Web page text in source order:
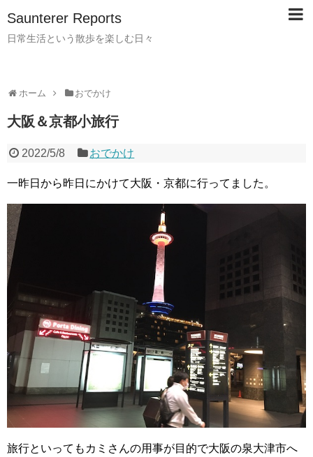
Saunterer Reports
日常生活という散歩を楽しむ日々
ホーム おでかけ
大阪＆京都小旅行
2022/5/8 おでかけ
一昨日から昨日にかけて大阪・京都に行ってました。
旅行といってもカミさんの用事が目的で大阪の泉大津市へ